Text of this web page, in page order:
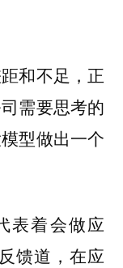
和不足，正
需要思考的
型做出一个
表着会做应
馈道，在应